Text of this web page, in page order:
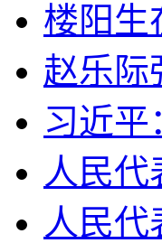
楼阳生
赵乐际
习近平
人民代
人民代